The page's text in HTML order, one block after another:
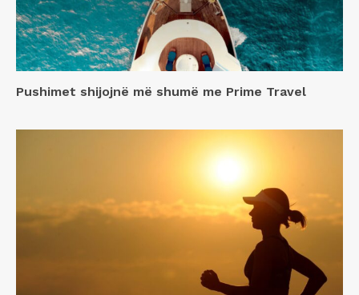
Pushimet shijojnë më shumë me Prime Travel